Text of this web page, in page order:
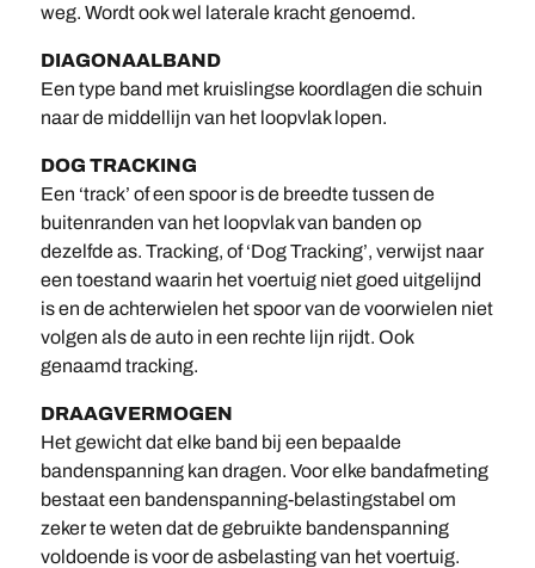
weg. Wordt ook wel laterale kracht genoemd.
DIAGONAALBAND
Een type band met kruislingse koordlagen die schuin
naar de middellijn van het loopvlak lopen.
DOG TRACKING
Een ‘track’ of een spoor is de breedte tussen de
buitenranden van het loopvlak van banden op
dezelfde as. Tracking, of ‘Dog Tracking’, verwijst naar
een toestand waarin het voertuig niet goed uitgelijnd
is en de achterwielen het spoor van de voorwielen niet
volgen als de auto in een rechte lijn rijdt. Ook
genaamd tracking.
DRAAGVERMOGEN
Het gewicht dat elke band bij een bepaalde
bandenspanning kan dragen. Voor elke bandafmeting
bestaat een bandenspanning-belastingstabel om
zeker te weten dat de gebruikte bandenspanning
voldoende is voor de asbelasting van het voertuig.